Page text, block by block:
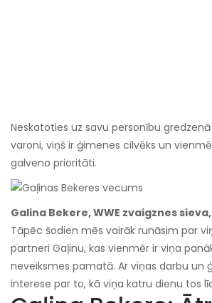
Neskatoties uz savu personību
varoni, viņš ir ģimenes cilvēks un
galveno prioritāti.
Galina Bekere, WWE zvaigznes
Tāpēc šodien mēs vairāk runāsim par
partneri Gaļinu, kas vienmēr ir viņa
neveiksmes pamatā. Ar viņas darbu un
interese par to, kā viņa katru dienu tos